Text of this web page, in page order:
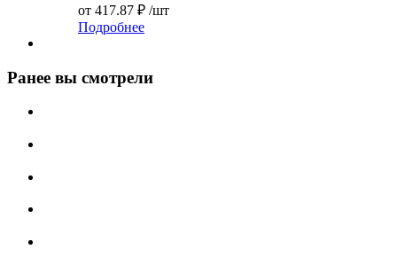
от 417.87 ₽ /шт
Подробнее
Ранее вы смотрели